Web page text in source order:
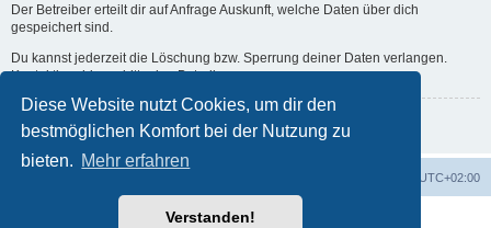
Diese Website nutzt Cookies, um dir den
bestmöglichen Komfort bei der Nutzung zu
bieten. Mehr erfahren
Verstanden!
Der Betreiber erteilt dir auf Anfrage Auskunft, welche Daten über dich
gespeichert sind.
Du kannst jederzeit die Löschung bzw. Sperrung deiner Daten verlangen.
Kontaktiere hierzu bitte den Betreiber.
Zurück zur vorherigen Seite
UTC+02:00
Powered byphpBB® Forum Software © phpBB Limited